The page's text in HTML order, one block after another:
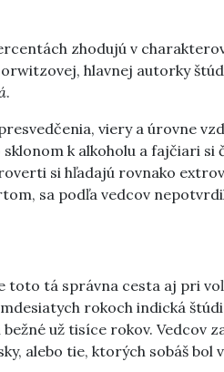
zhodujú v
hlavnej autorky
.
viery a úrovne
k alkoholu a fajčiari si
si hľadajú rovnako
sa podľa vedcov
toto tá správna cesta aj pri
rokoch indická
už tisíce rokov. Vedcov
alebo tie, ktorých sobáš bol